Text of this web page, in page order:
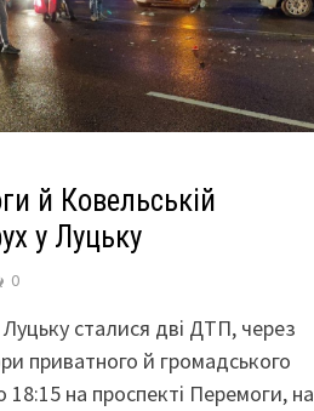
й Ковельській
у Луцьку
0
сталися дві ДТП, через
приватного й громадського
18:15 на проспекті Перемоги, на